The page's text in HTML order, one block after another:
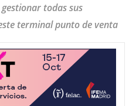
todas sus
terminal punto de venta